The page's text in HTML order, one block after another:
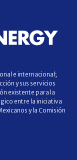
e internacional;
y sus servicios
existente para la
entre la iniciativa
y la Comisión